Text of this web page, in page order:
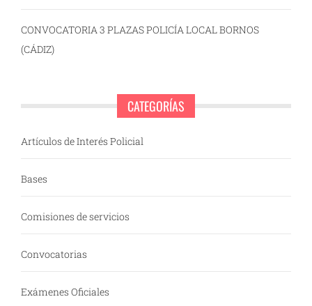
CONVOCATORIA 3 PLAZAS POLICÍA LOCAL BORNOS
(CÁDIZ)
CATEGORÍAS
Artículos de Interés Policial
Bases
Comisiones de servicios
Convocatorias
Exámenes Oficiales